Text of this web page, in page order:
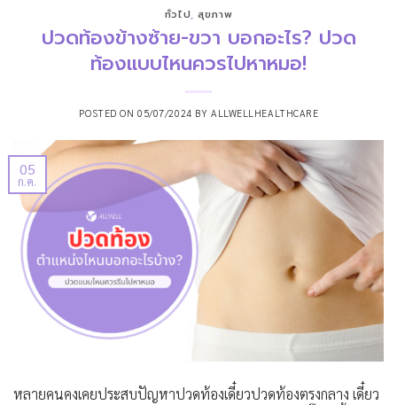
ทั่วไป,สุขภาพ
ปวดท้องข้างซ้าย-ขวา บอกอะไร? ปวด
ท้องแบบไหนควรไปหาหมอ!
POSTED ON05/07/2024 BY ALLWELLHEALTHCARE
05
ก.ค.
หลายคนคงเคยประสบปัญหาปวดท้องเดี๋ยวปวดท้องตรงกลาง เดี๋ยว